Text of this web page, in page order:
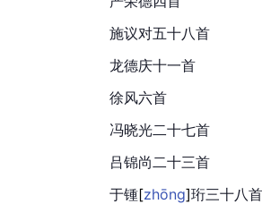
施议对五十八首
龙德庆十一首
徐风六首
冯晓光二十七首
吕锦尚二十三首
于锺[zhōng]珩三十八首